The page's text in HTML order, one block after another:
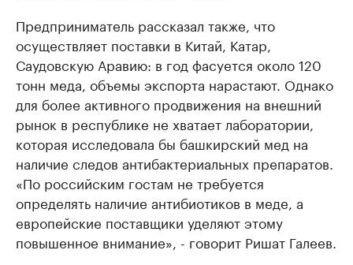
Предприниматель рассказал также, что
осуществляет поставки в Китай, Катар,
Саудовскую Аравию: в год фасуется около 120
тонн меда, объемы экспорта нарастают. Однако
для более активного продвижения на внешний
рынок в республике не хватает лаборатории,
которая исследовала бы башкирский мед на
наличие следов антибактериальных препаратов.
«По российским гостам не требуется
определять наличие антибиотиков в меде, а
европейские поставщики уделяют этому
повышенное внимание», - говорит Ришат Галеев.